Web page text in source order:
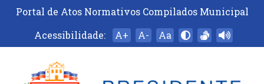
Portal de Atos Normativos Compilados Municipal
Acessibilidade:
A+ A- Aa